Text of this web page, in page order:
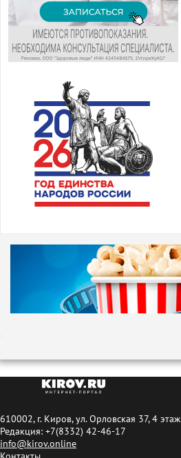
610002, г. Киров, ул. Орловская 37, 4 этаж
Редакция: +7(8332) 42-46-17
info@kirov.online